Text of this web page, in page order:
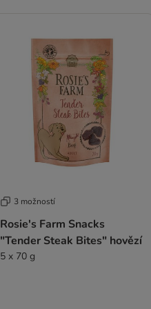
3 možností
Rosie's Farm Snacks
"Tender Steak Bites" hovězí
5 x 70 g